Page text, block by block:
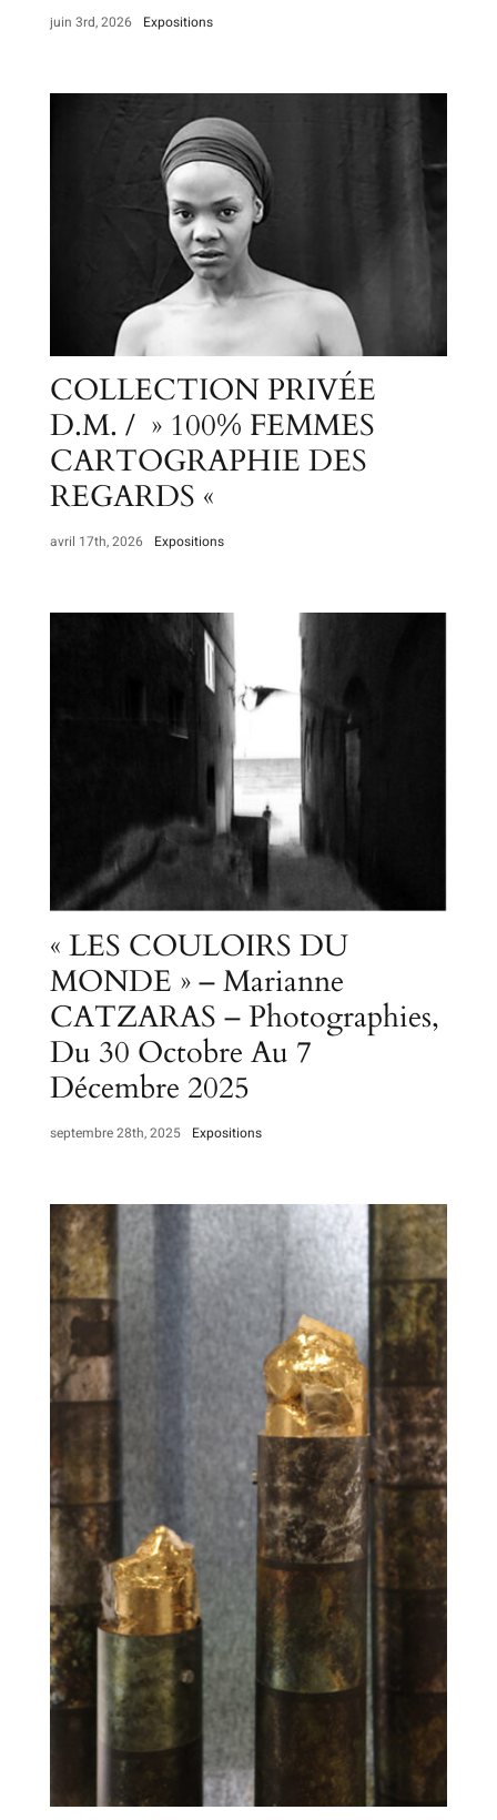
juin 3rd, 2026 Expositions
COLLECTION PRIVÉE
D.M. / » 100% FEMMES
CARTOGRAPHIE DES
REGARDS «
avril 17th, 2026 Expositions
« LES COULOIRS DU
MONDE » – Marianne
CATZARAS – Photographies,
Du 30 Octobre Au 7
Décembre 2025
septembre 28th, 2025 Expositions